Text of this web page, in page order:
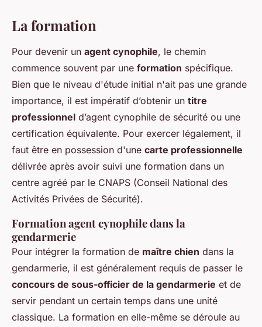
La formation
Pour devenir un agent cynophile, le chemin
commence souvent par une formation spécifique.
Bien que le niveau d'étude initial n'ait pas une grande
importance, il est impératif d’obtenir un titre
professionnel d’agent cynophile de sécurité ou une
certification équivalente. Pour exercer légalement, il
faut être en possession d'une carte professionnelle
délivrée après avoir suivi une formation dans un
centre agréé par le CNAPS (Conseil National des
Activités Privées de Sécurité).
Formation agent cynophile dans la
gendarmerie
Pour intégrer la formation de maître chien dans la
gendarmerie, il est généralement requis de passer le
concours de sous-officier de la gendarmerie et de
servir pendant un certain temps dans une unité
classique. La formation en elle-même se déroule au